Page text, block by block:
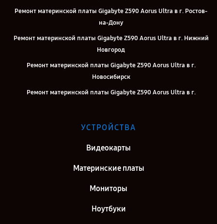
Ремонт материнской платы Gigabyte Z590 Aorus Ultra в г. Ростов-
на-Дону
Ремонт материнской платы Gigabyte Z590 Aorus Ultra в г. Нижний
Новгород
Ремонт материнской платы Gigabyte Z590 Aorus Ultra в г.
Новосибирск
Ремонт материнской платы Gigabyte Z590 Aorus Ultra в г.
Екатеринбург
Ремонт материнской платы Gigabyte Z590 Aorus Ultra в г. Воронеж
Ремонт материнской платы Gigabyte Z590 Aorus Ultra в г. Киров
Ремонт материнской платы Gigabyte Z590 Aorus Ultra в г. Москва
УСТРОЙСТВА
Видеокарты
Материнские платы
Мониторы
Ноутбуки